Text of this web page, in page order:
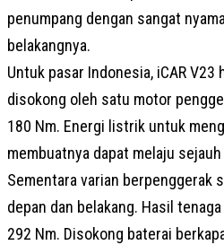
penumpang dengan sangat
belakangnya.
Untuk pasar Indonesia, iCAR
disokong oleh satu motor
180 Nm. Energi listrik untuk
membuatnya dapat melaju
Sementara varian berpenggerak
depan dan belakang. Hasil
292 Nm. Disokong baterai